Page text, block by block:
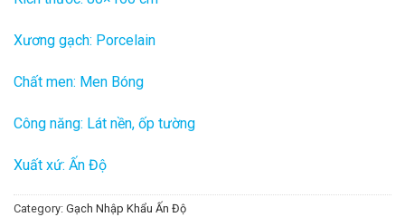
Xương gạch: Porcelain
Chất men: Men Bóng
Công năng: Lát nền, ốp tường
Xuất xứ: Ấn Độ
Category: Gạch Nhập Khẩu Ấn Độ